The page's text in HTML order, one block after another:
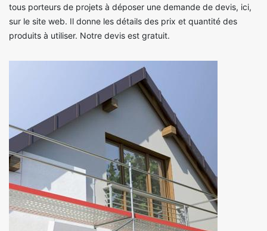
tous porteurs de projets à déposer une demande de devis, ici,
sur le site web. Il donne les détails des prix et quantité des
produits à utiliser. Notre devis est gratuit.